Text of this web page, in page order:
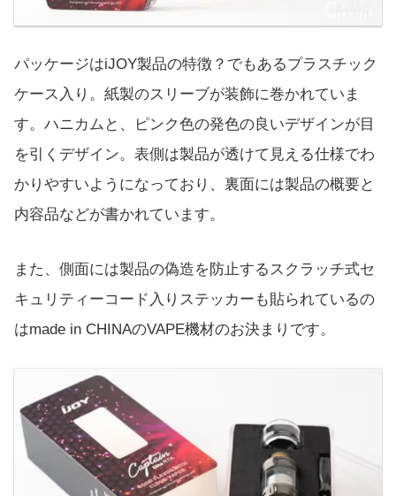
パッケージはiJOY製品の特徴？でもあるプラスチック
ケース入り。紙製のスリーブが装飾に巻かれていま
す。ハニカムと、ピンク色の発色の良いデザインが目
を引くデザイン。表側は製品が透けて見える仕様でわ
かりやすいようになっており、裏面には製品の概要と
内容品などが書かれています。
また、側面には製品の偽造を防止するスクラッチ式セ
キュリティーコード入りステッカーも貼られているの
はmade in CHINAのVAPE機材のお決まりです。